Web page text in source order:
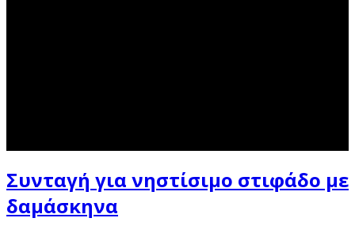
Συνταγή για νηστίσιμο στιφάδο με
δαμάσκηνα